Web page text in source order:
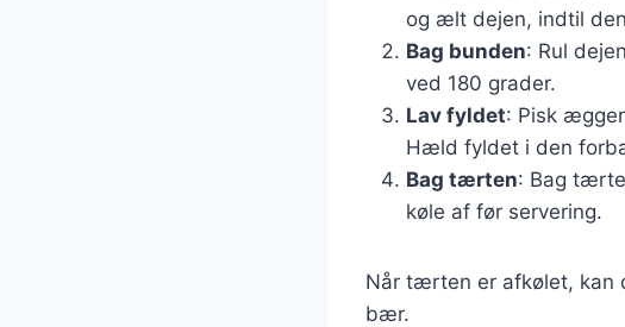
og ælt dejen, indtil
Bag bunden: Rul
ved 180 grader.
Lav fyldet: Pisk
Hæld fyldet i den
Bag tærten: Bag
køle af før servering.
Når tærten er afkølet, kan
bær.